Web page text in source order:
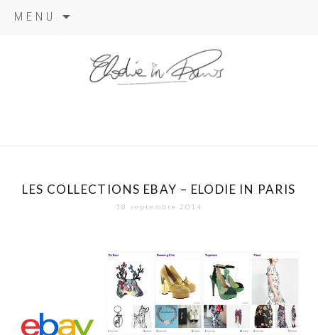
MENU
LES COLLECTIONS EBAY – ELODIE IN PARIS
18 septembre 2014